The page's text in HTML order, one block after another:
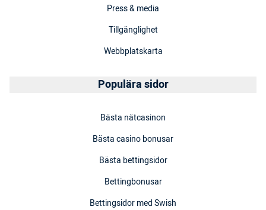
Press & media
Tillgänglighet
Webbplatskarta
Populära sidor
Bästa nätcasinon
Bästa casino bonusar
Bästa bettingsidor
Bettingbonusar
Bettingsidor med Swish